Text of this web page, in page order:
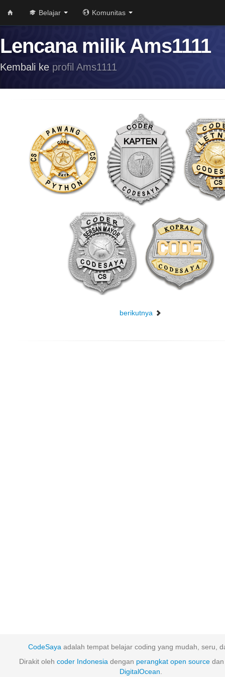
Belajar Komunitas
Lencana milik Ams1111
Kembali ke profil Ams1111
berikutnya
CodeSaya adalah tempat belajar coding yang mudah, seru,
Dirakit oleh coder Indonesia dengan perangkat open source
DigitalOcean